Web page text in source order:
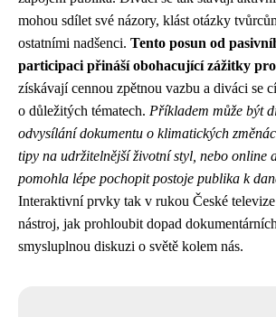
mohou sdílet své názory, klást otázky
ostatními nadšenci. Tento posun od
participaci přináší obohacující zážitky
získávají cennou zpětnou vazbu a diváci se
o důležitých tématech. Příkladem může být
odvysílání dokumentu o klimatických
tipy na udržitelnější životní styl, nebo online
pomohla lépe pochopit postoje publika k
Interaktivní prvky tak v rukou České
nástroj, jak prohloubit dopad
smysluplnou diskuzi o světě kolem nás.